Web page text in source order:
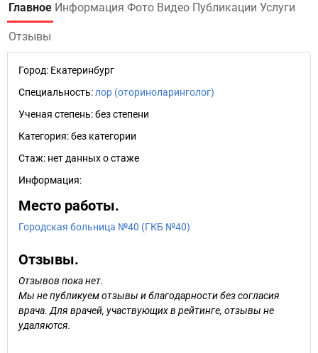
Главное Информация Фото Видео Публикации Услуги
Отзывы
Город: Екатеринбург
Специальность: лор (оториноларинголог)
Ученая степень:без степени
Категория:без категории
Стаж: нет данных о стаже
Информация:
Место работы.
Городская больница №40 (ГКБ №40)
Отзывы.
Отзывов пока нет.
Мы не публикуем отзывы и благодарности без согласия
врача. Для врачей, участвующих в рейтинге, отзывы не
удаляются.